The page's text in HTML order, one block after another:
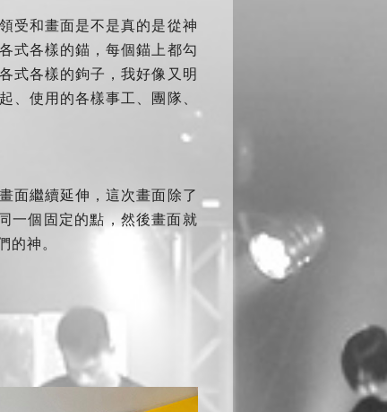
受和畫面是不是真的是從神
式各樣的錨，每個錨上都勾
式各樣的鉤子，我好像又明
、使用的各樣事工、團隊、
面繼續延伸，這次畫面除了
一個固定的點，然後畫面就
的神。